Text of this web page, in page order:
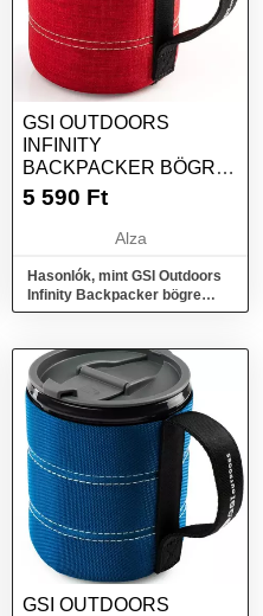
GSI OUTDOORS
INFINITY
BACKPACKER BÖGRE
550ML PIROS
5 590 Ft
Alza
Hasonlók, mint GSI Outdoors
Infinity Backpacker bögre
550ml piros
GSI OUTDOORS